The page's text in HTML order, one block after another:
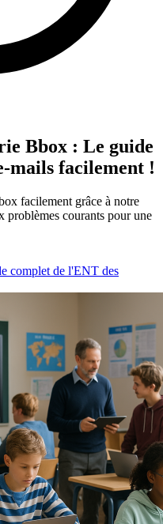
Bbox : Le guide
mails facilement !
facilement grâce à notre
problèmes courants pour une
complet de l'ENT des